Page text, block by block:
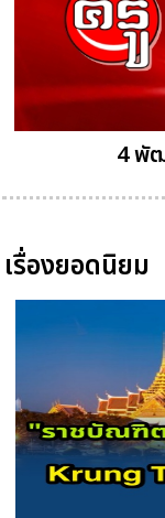
4 พั
เรื่องยอดนิยม